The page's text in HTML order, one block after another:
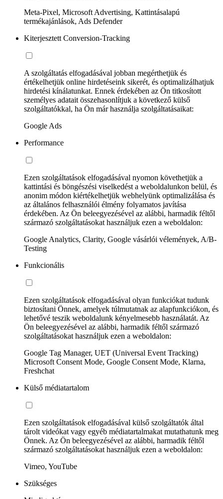
Meta-Pixel, Microsoft Advertising, Kattintásalapú
termékajánlások, Ads Defender
Kiterjesztett Conversion-Tracking
A szolgáltatás elfogadásával jobban megérthetjük és
értékelhetjük online hirdetéseink sikerét, és optimalizálhatjuk
hirdetési kínálatunkat. Ennek érdekében az Ön titkosított
személyes adatait összehasonlítjuk a következő külső
szolgáltatókkal, ha Ön már használja szolgáltatásaikat:
Google Ads
Performance
Ezen szolgáltatások elfogadásával nyomon követhetjük a
kattintási és böngészési viselkedést a weboldalunkon belül, és
anonim módon kiértékelhetjük webhelyünk optimalizálása és
az általános felhasználói élmény folyamatos javítása
érdekében. Az Ön beleegyezésével az alábbi, harmadik féltől
származó szolgáltatásokat használjuk ezen a weboldalon:
Google Analytics, Clarity, Google vásárlói vélemények, A/B-
Testing
Funkcionális
Ezen szolgáltatások elfogadásával olyan funkciókat tudunk
biztosítani Önnek, amelyek túlmutatnak az alapfunkciókon, és
lehetővé teszik weboldalunk kényelmesebb használatát. Az
Ön beleegyezésével az alábbi, harmadik féltől származó
szolgáltatásokat használjuk ezen a weboldalon:
Google Tag Manager, UET (Universal Event Tracking)
Microsoft Consent Mode, Google Consent Mode, Klarna,
Freshchat
Külső médiatartalom
Ezen szolgáltatások elfogadásával külső szolgáltatók által
tárolt videókat vagy egyéb médiatartalmakat mutathatunk meg
Önnek. Az Ön beleegyezésével az alábbi, harmadik féltől
származó szolgáltatásokat használjuk ezen a weboldalon:
Vimeo, YouTube
Szükséges